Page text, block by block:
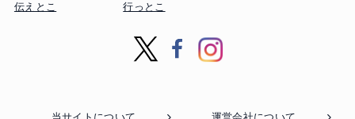
伝えとこ
行っとこ
当サイトについて 運営会社について